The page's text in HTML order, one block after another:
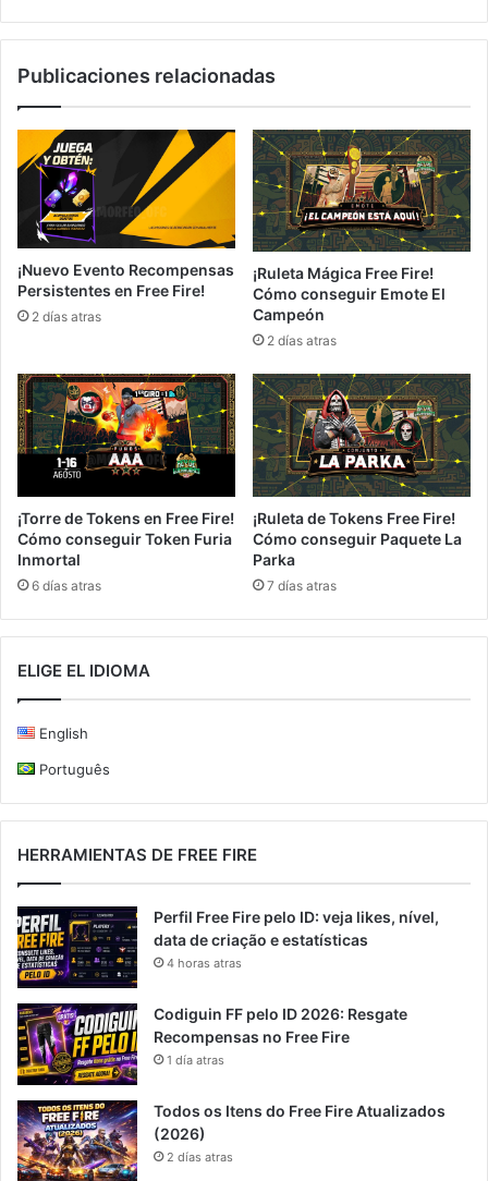
Publicaciones relacionadas
¡Nuevo Evento Recompensas
Persistentes en Free Fire!
2 días atras
¡Ruleta Mágica Free Fire!
Cómo conseguir Emote El
Campeón
2 días atras
¡Torre de Tokens en Free Fire!
Cómo conseguir Token Furia
Inmortal
6 días atras
¡Ruleta de Tokens Free Fire!
Cómo conseguir Paquete La
Parka
7 días atras
ELIGE EL IDIOMA
English
Português
HERRAMIENTAS DE FREE FIRE
Perfil Free Fire pelo ID: veja likes, nível,
data de criação e estatísticas
4 horas atras
Codiguin FF pelo ID 2026: Resgate
Recompensas no Free Fire
1 día atras
Todos os Itens do Free Fire Atualizados
(2026)
2 días atras